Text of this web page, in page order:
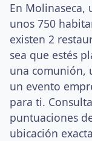
En Molinaseca,
unos 750
existen 2
sea que estés
una comunión,
un evento
para ti.
puntuaciones
ubicación